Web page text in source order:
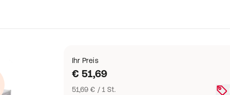
Ihr Preis
€ 51,69
51,69 € / 1 St.